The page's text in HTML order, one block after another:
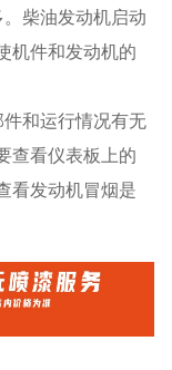
柴油发动机启动
机件和发动机的
和运行情况有无
查看仪表板上的
看发动机冒烟是